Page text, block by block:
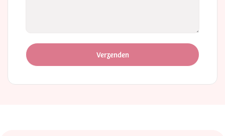
Verzenden